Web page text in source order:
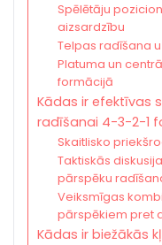
Spēlētāju
aizsardzību
Telpas radīšana
Platuma un
formācijā
Kādas ir efektīvas
radīšanai 4-3-2-1
Skaitlisko
Taktiskās
pārspēku
Veiksmīgas
pārspēkiem pret
Kādas ir biežākās